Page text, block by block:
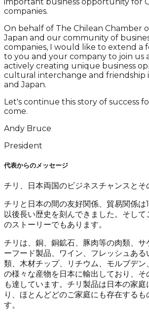
companies.
On behalf of The Chilean Chamber
Japan and our community of
companies, I would like to extend a
to you and your company to join us
actively creating unique business
cultural interchange and friendship
and Japan.
Let's continue this story of success
come.
Andy Bruce
President
代表からのメッセージ
チリ、日本両国のビジネスチャンスとそ
チリと日本の間の友好関係、貿易関係は
以後長い歴史を刻んできました。そし
のストーリーでもあります。
チリは、銅、銅鉱石、豚肉等の肉類、サ
ーフード製品、ワイン、フレッシュあ
類、木材チップ、リチウム、モルブデ
の様々な産物を日本に輸出しており、そ
も達しています。チリ製品は日本の家
り、ほとんどどのご家庭にも存在するも
す。